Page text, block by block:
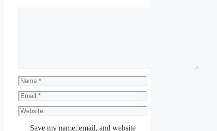
Name
Email
Website
Save my name, email, and website